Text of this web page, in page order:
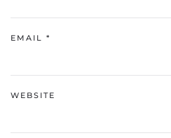
EMAIL *
WEBSITE